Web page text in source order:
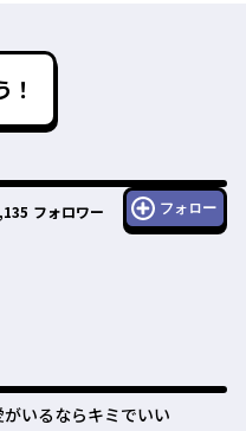
！
フォロワー フォロー
がいるならキミでいい